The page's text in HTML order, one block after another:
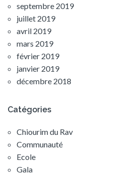
septembre 2019
juillet 2019
avril 2019
mars 2019
février 2019
janvier 2019
décembre 2018
Catégories
Chiourim du Rav
Communauté
Ecole
Gala